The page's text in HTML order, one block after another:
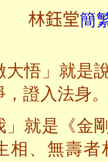
林鈺堂簡
大悟」就是
，證入法身
」就是《金
相、無壽